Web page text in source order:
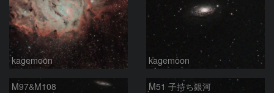
kagemoon kagemoon
M97&M108 M51 子持ち銀河